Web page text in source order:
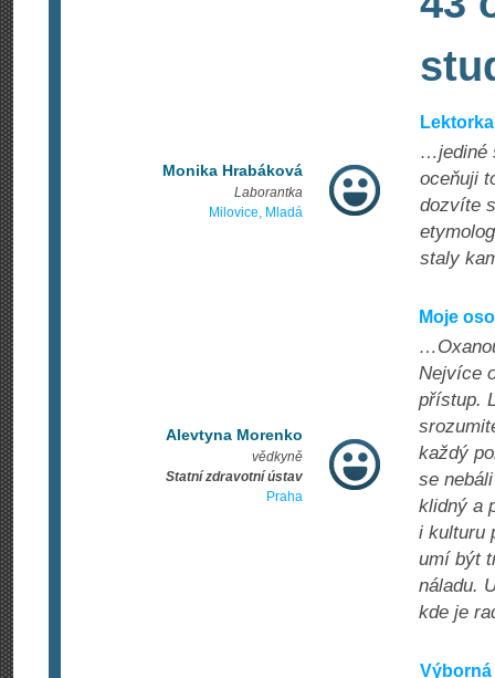
Monika Hrabáková
Laborantka
Milovice, Mladá
…jediné
oceňuji
dozvíte
staly
Alevtyna Morenko
vědkyně
Statní zdravotní ústav
Praha
Moje
Nejvíce
přístup.
každý
se
klidný a
i kulturu
umí být
náladu.
kde je